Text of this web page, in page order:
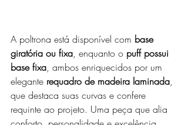
A poltrona está disponível com base
giratória ou fixa, enquanto o puff possui
base fixa, ambos enriquecidos por um
elegante requadro de madeira laminada,
que destaca suas curvas e confere
requinte ao projeto. Uma peça que alia